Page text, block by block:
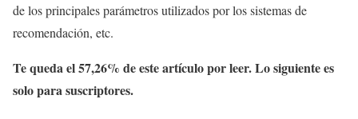
de los principales parámetros utilizados por los sistemas de
recomendación, etc.
Te queda el 57,26% de este artículo por leer. Lo siguiente es
solo para suscriptores.